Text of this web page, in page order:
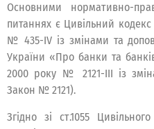
Основними нормативно-
питаннях є Цивільний
№ 435-IV із змінами та
України «Про банки та
2000 року № 2121-ІІІ із
Закон № 2121).
Згідно зі ст.1055